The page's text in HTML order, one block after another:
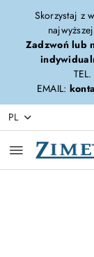
Przejdź do
Przejdź do
Przejdź do
Przejdź do
Przejdź do
Przejdź do
Skorzystaj z
Zadzwoń lub
TEL.
EMAIL:
PL